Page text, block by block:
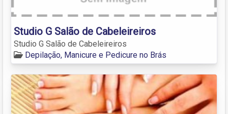
Studio G Salão de Cabeleireiros
Studio G Salão de Cabeleireiros
Depilação, Manicure e Pedicure no Brás